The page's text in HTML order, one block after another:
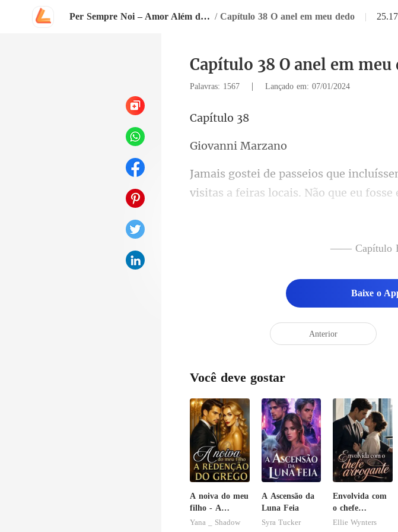
Per Sempre Noi – Amor Além do Contrato 🔥 Série: Bella Mia / Capítulo 38 O anel em meu dedo |
Capítulo 38 O anel em meu
Palavras: 1567 | Lançado em: 07/01/2024
tulo
nni M
tas a feiras locais. Não que eu
nhã
—— Capítulo
Baixe o
Anterior
Você deve gostar
A noiva do meu
filho - A
Redenção do
Yana _ Shadow
A Ascensão da
Luna Feia
Syra Tucker
Envolvida com
o chefe
arrogante
Ellie Wynters